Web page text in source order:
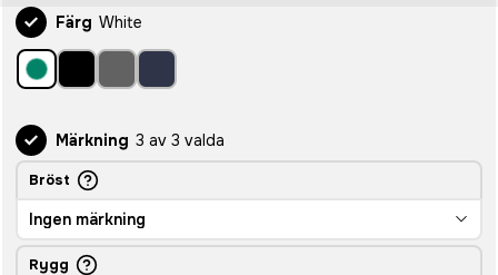
Färg White
Märkning 3 av 3 valda
Bröst
Ingen märkning
Rygg